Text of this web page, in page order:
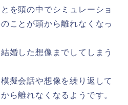
を頭の中でシミュレーショ
ことが頭から離れなくなっ
婚した想像までしてしまう
擬会話や想像を繰り返して
ら離れなくなるようです。